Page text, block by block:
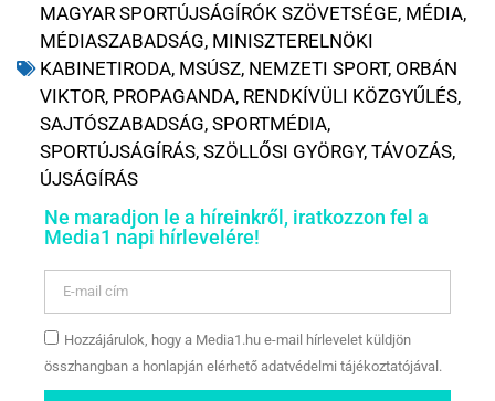
MAGYAR SPORTÚJSÁGÍRÓK SZÖVETSÉGE, MÉDIA,
MÉDIASZABADSÁG, MINISZTERELNÖKI
KABINETIRODA, MSÚSZ, NEMZETI SPORT, ORBÁN
VIKTOR, PROPAGANDA, RENDKÍVÜLI KÖZGYŰLÉS,
SAJTÓSZABADSÁG, SPORTMÉDIA,
SPORTÚJSÁGÍRÁS, SZÖLLŐSI GYÖRGY, TÁVOZÁS,
ÚJSÁGÍRÁS
Ne maradjon le a híreinkről, iratkozzon fel a
Media1 napi hírlevelére!
Hozzájárulok, hogy a Media1.hu e-mail hírlevelet küldjön
összhangban a honlapján elérhető adatvédelmi tájékoztatójával.